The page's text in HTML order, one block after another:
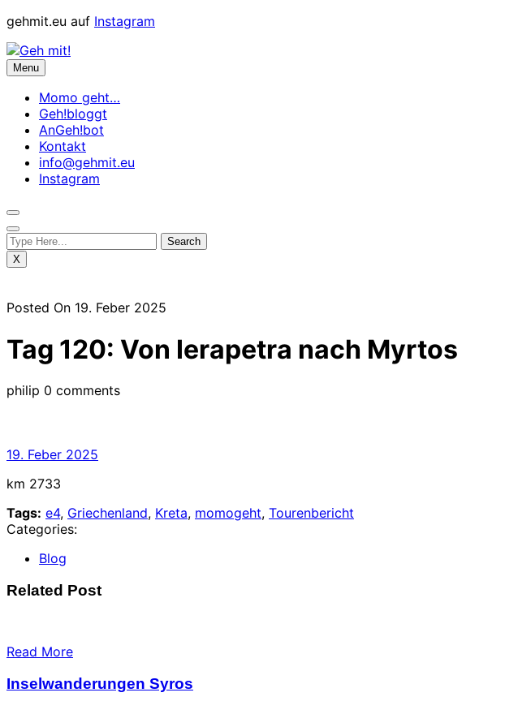
Skip
content
gehmit.eu auf Instagram
Menu
Momo geht…
Geh!bloggt
AnGeh!bot
Kontakt
info@gehmit.eu
Instagram
X
Posted On 19. Feber 2025
Tag 120: Von Ierapetra nach Myrtos
philip 0 comments
19. Feber 2025
km 2733
Tags: e4, Griechenland, Kreta, momogeht, Tourenbericht
Categories:
Blog
Related Post
Read More
Inselwanderungen Syros